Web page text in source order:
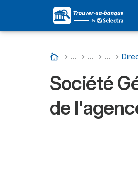
Accueil
… Liste Des
… SOCIÉTÉ
… …
Société
de